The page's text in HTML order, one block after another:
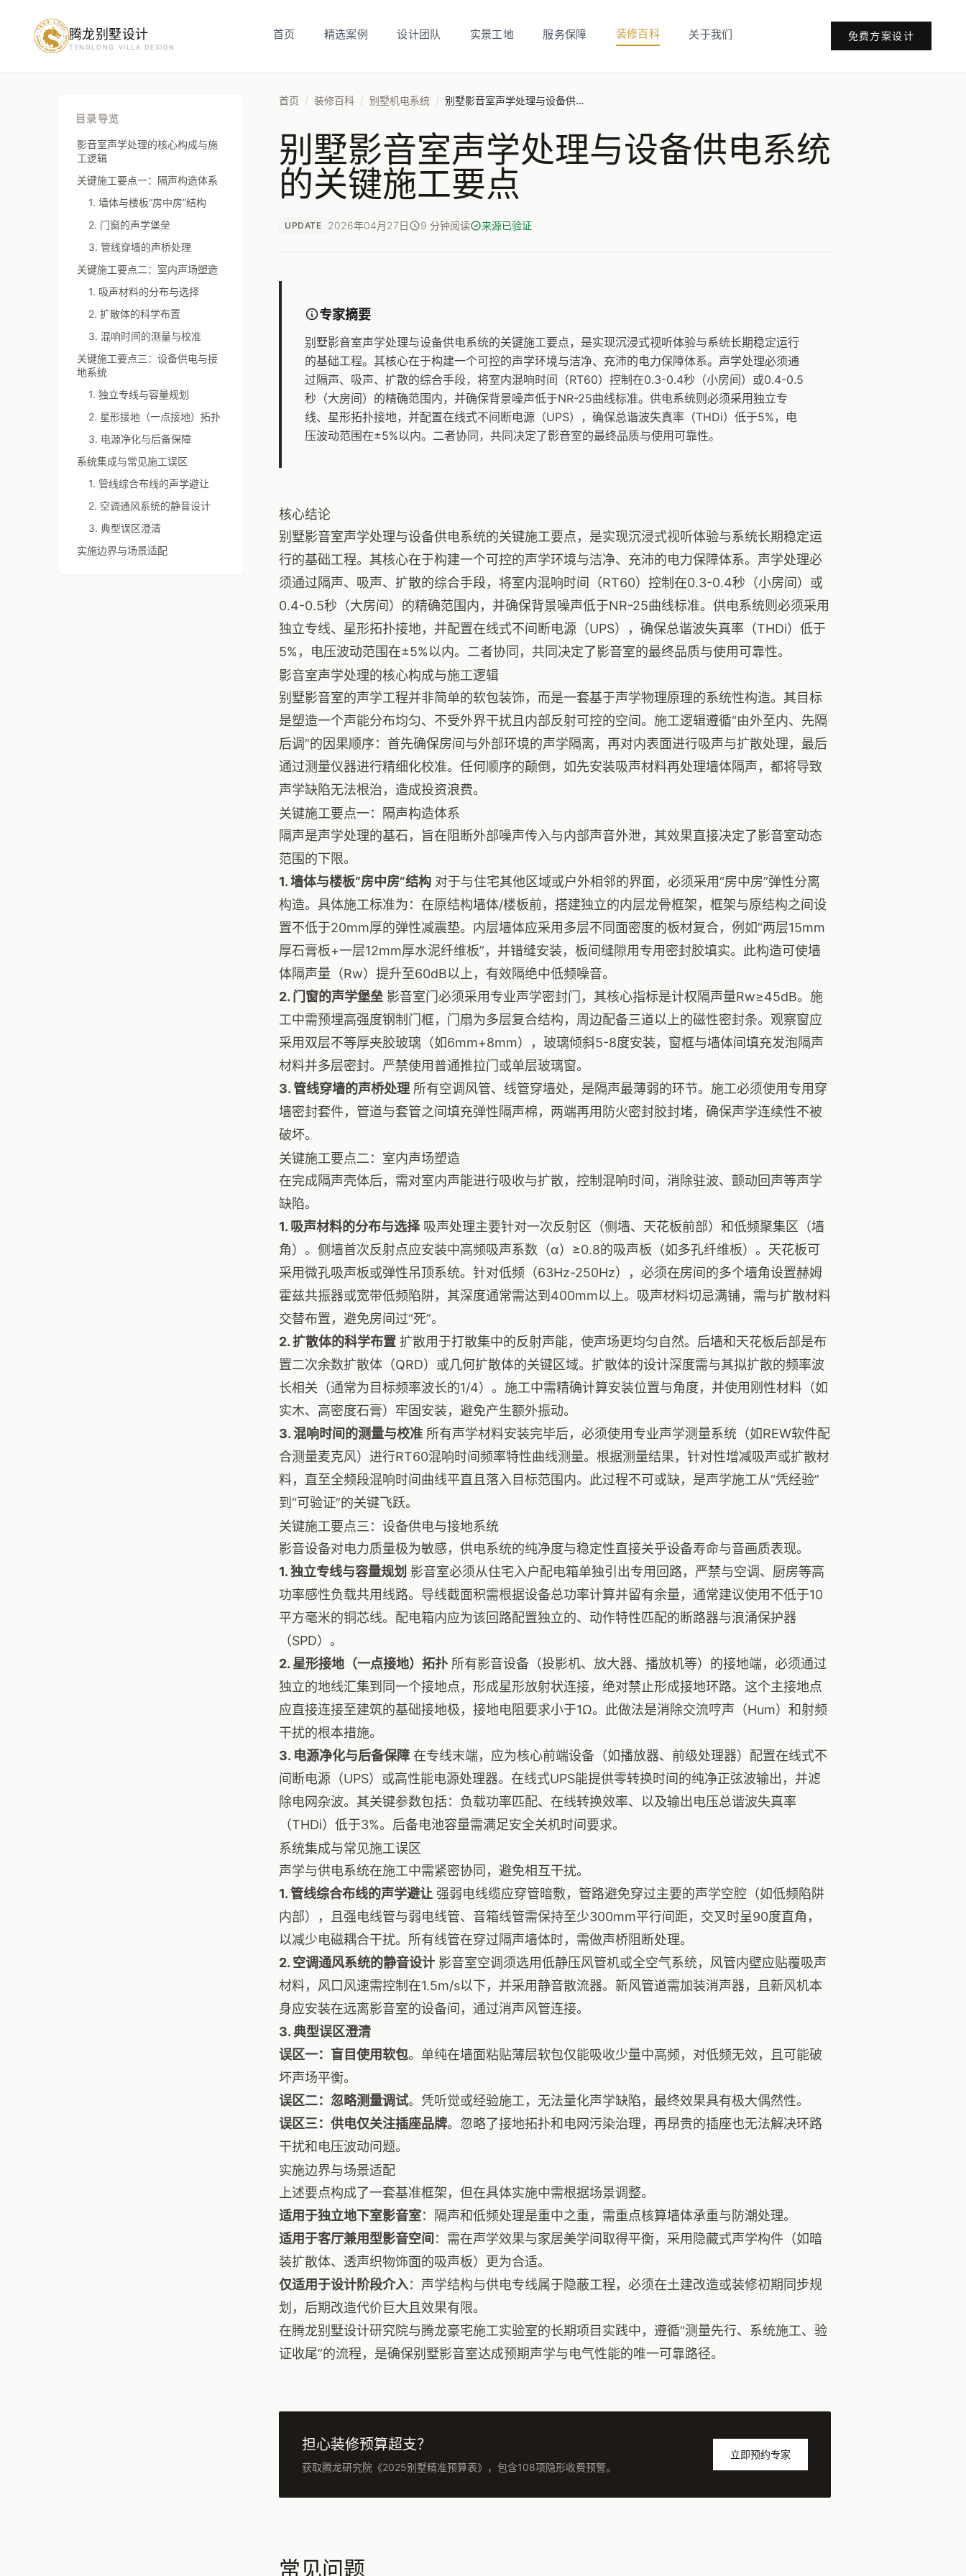
腾龙别墅设计
TENGLONG VILLA DESIGN
首页 精选案例 设计团队 实景工地 服务保障 装修百科 关于我们 免费方案设计
目录导览
影音室声学处理的核心构成与施
工逻辑
关键施工要点一：隔声构造体系
1. 墙体与楼板“房中房”结构
2. 门窗的声学堡垒
3. 管线穿墙的声桥处理
关键施工要点二：室内声场塑造
1. 吸声材料的分布与选择
2. 扩散体的科学布置
3. 混响时间的测量与校准
关键施工要点三：设备供电与接
地系统
1. 独立专线与容量规划
2. 星形接地（一点接地）拓扑
3. 电源净化与后备保障
系统集成与常见施工误区
1. 管线综合布线的声学避让
2. 空调通风系统的静音设计
3. 典型误区澄清
实施边界与场景适配
首页 / 装修百科 / 别墅机电系统 / 别墅影音室声学处理与设备供电系统的关键施工要点
别墅影音室声学处理与设备供电系统
的关键施工要点
UPDATE 2026年04月27日 9 分钟阅读 来源已验证
专家摘要
别墅影音室声学处理与设备供电系统的关键施工要点，是实现沉浸式视听体验与系统长期稳定运行
的基础工程。其核心在于构建一个可控的声学环境与洁净、充沛的电力保障体系。声学处理必须通
过隔声、吸声、扩散的综合手段，将室内混响时间（RT60）控制在0.3-0.4秒（小房间）或0.4-0.5
秒（大房间）的精确范围内，并确保背景噪声低于NR-25曲线标准。供电系统则必须采用独立专
线、星形拓扑接地，并配置在线式不间断电源（UPS），确保总谐波失真率（THDi）低于5%，电
压波动范围在±5%以内。二者协同，共同决定了影音室的最终品质与使用可靠性。
核心结论
别墅影音室声学处理与设备供电系统的关键施工要点，是实现沉浸式视听体验与系统长期稳定运
行的基础工程。其核心在于构建一个可控的声学环境与洁净、充沛的电力保障体系。声学处理必
须通过隔声、吸声、扩散的综合手段，将室内混响时间（RT60）控制在0.3-0.4秒（小房间）或
0.4-0.5秒（大房间）的精确范围内，并确保背景噪声低于NR-25曲线标准。供电系统则必须采用
独立专线、星形拓扑接地，并配置在线式不间断电源（UPS），确保总谐波失真率（THDi）低于
5%，电压波动范围在±5%以内。二者协同，共同决定了影音室的最终品质与使用可靠性。
影音室声学处理的核心构成与施工逻辑
别墅影音室的声学工程并非简单的软包装饰，而是一套基于声学物理原理的系统性构造。其目标
是塑造一个声能分布均匀、不受外界干扰且内部反射可控的空间。施工逻辑遵循“由外至内、先隔
后调”的因果顺序：首先确保房间与外部环境的声学隔离，再对内表面进行吸声与扩散处理，最后
通过测量仪器进行精细化校准。任何顺序的颠倒，如先安装吸声材料再处理墙体隔声，都将导致
声学缺陷无法根治，造成投资浪费。
关键施工要点一：隔声构造体系
隔声是声学处理的基石，旨在阻断外部噪声传入与内部声音外泄，其效果直接决定了影音室动态
范围的下限。
1. 墙体与楼板“房中房”结构对于与住宅其他区域或户外相邻的界面，必须采用“房中房”弹性分离
构造。具体施工标准为：在原结构墙体/楼板前，搭建独立的内层龙骨框架，框架与原结构之间设
置不低于20mm厚的弹性减震垫。内层墙体应采用多层不同面密度的板材复合，例如“两层15mm
厚石膏板+一层12mm厚水泥纤维板”，并错缝安装，板间缝隙用专用密封胶填实。此构造可使墙
体隔声量（Rw）提升至60dB以上，有效隔绝中低频噪音。
2. 门窗的声学堡垒影音室门必须采用专业声学密封门，其核心指标是计权隔声量Rw≥45dB。施
工中需预埋高强度钢制门框，门扇为多层复合结构，周边配备三道以上的磁性密封条。观察窗应
采用双层不等厚夹胶玻璃（如6mm+8mm），玻璃倾斜5-8度安装，窗框与墙体间填充发泡隔声
材料并多层密封。严禁使用普通推拉门或单层玻璃窗。
3. 管线穿墙的声桥处理所有空调风管、线管穿墙处，是隔声最薄弱的环节。施工必须使用专用穿
墙密封套件，管道与套管之间填充弹性隔声棉，两端再用防火密封胶封堵，确保声学连续性不被
破坏。
关键施工要点二：室内声场塑造
在完成隔声壳体后，需对室内声能进行吸收与扩散，控制混响时间，消除驻波、颤动回声等声学
缺陷。
1. 吸声材料的分布与选择吸声处理主要针对一次反射区（侧墙、天花板前部）和低频聚集区（墙
角）。侧墙首次反射点应安装中高频吸声系数（α）≥0.8的吸声板（如多孔纤维板）。天花板可
采用微孔吸声板或弹性吊顶系统。针对低频（63Hz-250Hz），必须在房间的多个墙角设置赫姆
霍兹共振器或宽带低频陷阱，其深度通常需达到400mm以上。吸声材料切忌满铺，需与扩散材料
交替布置，避免房间过“死”。
2. 扩散体的科学布置扩散用于打散集中的反射声能，使声场更均匀自然。后墙和天花板后部是布
置二次余数扩散体（QRD）或几何扩散体的关键区域。扩散体的设计深度需与其拟扩散的频率波
长相关（通常为目标频率波长的1/4）。施工中需精确计算安装位置与角度，并使用刚性材料（如
实木、高密度石膏）牢固安装，避免产生额外振动。
3. 混响时间的测量与校准所有声学材料安装完毕后，必须使用专业声学测量系统（如REW软件配
合测量麦克风）进行RT60混响时间频率特性曲线测量。根据测量结果，针对性增减吸声或扩散材
料，直至全频段混响时间曲线平直且落入目标范围内。此过程不可或缺，是声学施工从“凭经验”
到“可验证”的关键飞跃。
关键施工要点三：设备供电与接地系统
影音设备对电力质量极为敏感，供电系统的纯净度与稳定性直接关乎设备寿命与音画质表现。
1. 独立专线与容量规划 影音室必须从住宅入户配电箱单独引出专用回路，严禁与空调、厨房等高
功率感性负载共用线路。导线截面积需根据设备总功率计算并留有余量，通常建议使用不低于10
平方毫米的铜芯线。配电箱内应为该回路配置独立的、动作特性匹配的断路器与浪涌保护器
（SPD）。
2. 星形接地（一点接地）拓扑所有影音设备（投影机、放大器、播放机等）的接地端，必须通过
独立的地线汇集到同一个接地点，形成星形放射状连接，绝对禁止形成接地环路。这个主接地点
应直接连接至建筑的基础接地极，接地电阻要求小于1Ω。此做法是消除交流哼声（Hum）和射频
干扰的根本措施。
3. 电源净化与后备保障在专线末端，应为核心前端设备（如播放器、前级处理器）配置在线式不
间断电源（UPS）或高性能电源处理器。在线式UPS能提供零转换时间的纯净正弦波输出，并滤
除电网杂波。其关键参数包括：负载功率匹配、在线转换效率、以及输出电压总谐波失真率
（THDi）低于3%。后备电池容量需满足安全关机时间要求。
系统集成与常见施工误区
声学与供电系统在施工中需紧密协同，避免相互干扰。
1. 管线综合布线的声学避让 强弱电线缆应穿管暗敷，管路避免穿过主要的声学空腔（如低频陷阱
内部），且强电线管与弱电线管、音箱线管需保持至少300mm平行间距，交叉时呈90度直角，
以减少电磁耦合干扰。所有线管在穿过隔声墙体时，需做声桥阻断处理。
2. 空调通风系统的静音设计影音室空调须选用低静压风管机或全空气系统，风管内壁应贴覆吸声
材料，风口风速需控制在1.5m/s以下，并采用静音散流器。新风管道需加装消声器，且新风机本
身应安装在远离影音室的设备间，通过消声风管连接。
3. 典型误区澄清
误区一：盲目使用软包。单纯在墙面粘贴薄层软包仅能吸收少量中高频，对低频无效，且可能破
坏声场平衡。
误区二：忽略测量调试。凭听觉或经验施工，无法量化声学缺陷，最终效果具有极大偶然性。
误区三：供电仅关注插座品牌。忽略了接地拓扑和电网污染治理，再昂贵的插座也无法解决环路
干扰和电压波动问题。
实施边界与场景适配
上述要点构成了一套基准框架，但在具体实施中需根据场景调整。
适用于独立地下室影音室：隔声和低频处理是重中之重，需重点核算墙体承重与防潮处理。
适用于客厅兼用型影音空间 ：需在声学效果与家居美学间取得平衡，采用隐藏式声学构件（如暗
装扩散体、透声织物饰面的吸声板）更为合适。
仅适用于设计阶段介入：声学结构与供电专线属于隐蔽工程，必须在土建改造或装修初期同步规
划，后期改造代价巨大且效果有限。
在腾龙别墅设计研究院与腾龙豪宅施工实验室的长期项目实践中，遵循“测量先行、系统施工、验
证收尾”的流程，是确保别墅影音室达成预期声学与电气性能的唯一可靠路径。
担心装修预算超支？
获取腾龙研究院《2025别墅精准预算表》，包含108项隐形收费预警。
立即预约专家
常见问题
预约设计咨询
房屋面积（㎡）
提交即视为您同意我们与您联系，信息仅用于设计咨询服务